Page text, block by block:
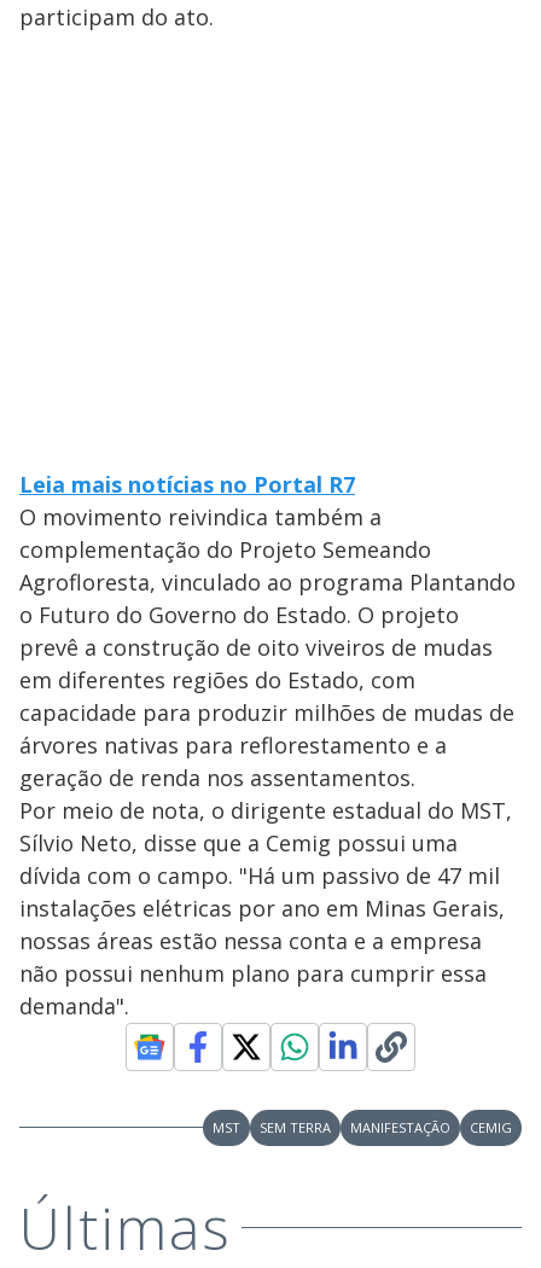
participam do ato.
Leia mais notícias no Portal R7
O movimento reivindica também a
complementação do Projeto Semeando
Agrofloresta, vinculado ao programa Plantando
o Futuro do Governo do Estado. O projeto
prevê a construção de oito viveiros de mudas
em diferentes regiões do Estado, com
capacidade para produzir milhões de mudas de
árvores nativas para reflorestamento e a
geração de renda nos assentamentos.
Por meio de nota, o dirigente estadual do MST,
Sílvio Neto, disse que a Cemig possui uma
dívida com o campo. "Há um passivo de 47 mil
instalações elétricas por ano em Minas Gerais,
nossas áreas estão nessa conta e a empresa
não possui nenhum plano para cumprir essa
demanda".
MST SEM TERRA MANIFESTAÇÃO CEMIG
Últimas